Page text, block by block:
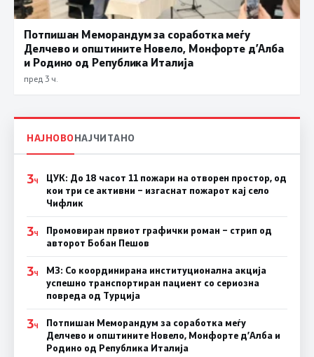
Потпишан Меморандум за соработка меѓу
Делчево и општините Новело, Монфорте д’Алба
и Родино од Република Италија
пред 3 ч.
НАЈНОВОНАЈЧИТАНО
3Ч
ЦУК: До 18 часот 11 пожари на отворен простор, од
кои три се активни – изгаснат пожарот кај село
Чифлик
3Ч
Промовиран првиот графички роман – стрип од
авторот Бобан Пешов
3Ч
МЗ: Со координирана институционална акција
успешно транспортиран пациент со сериозна
повреда од Турција
3Ч
Потпишан Меморандум за соработка меѓу
Делчево и општините Новело, Монфорте д’Алба и
Родино од Република Италија